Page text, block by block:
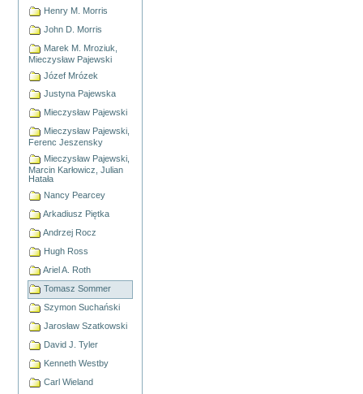
Henry M. Morris
John D. Morris
Marek M. Mroziuk,
Mieczysław Pajewski
Józef Mrózek
Justyna Pajewska
Mieczysław Pajewski
Mieczysław Pajewski,
Ferenc Jeszensky
Mieczysław Pajewski,
Marcin Karłowicz, Julian
Hatała
Nancy Pearcey
Arkadiusz Piętka
Andrzej Rocz
Hugh Ross
Ariel A. Roth
Tomasz Sommer
Szymon Suchański
Jarosław Szatkowski
David J. Tyler
Kenneth Westby
Carl Wieland